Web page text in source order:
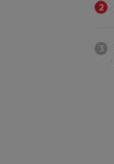
2
3